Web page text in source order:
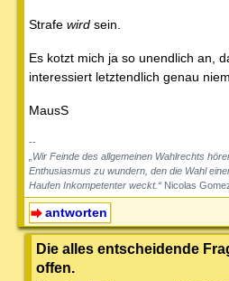
Strafe wird sein.
Es kotzt mich ja so unendlich an,
interessiert letztendlich genau
MausS
--
„Wir Feinde des allgemeinen Wahlrechts
Enthusiasmus zu wundern, den die Wahl
Haufen Inkompetenter weckt.“ Nicolas
antworten
Die alles entscheidende
offen.